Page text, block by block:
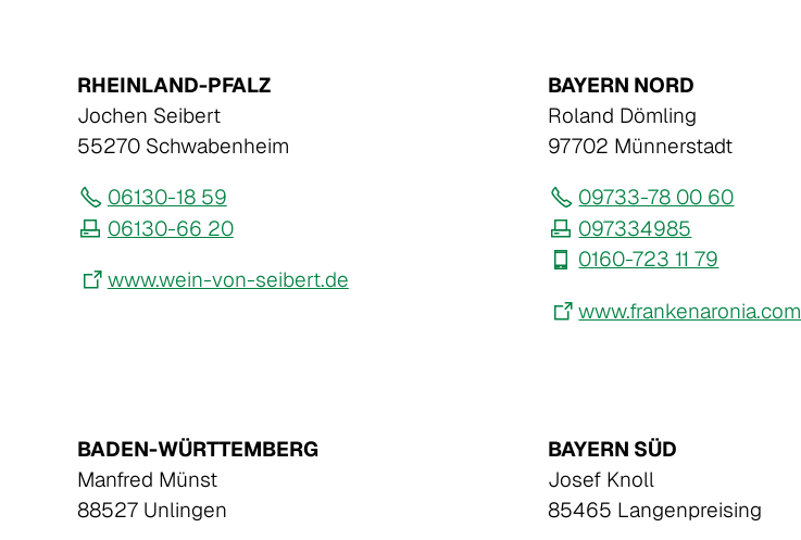
RHEINLAND-PFALZ
Jochen Seibert
55270 Schwabenheim
06130-18 59
06130-66 20
www.wein-von-seibert.de
BAYERN NORD
Roland Dömling
97702 Münnerstadt
09733-78 00 60
097334985
0160-723 11 79
www.frankenaronia.com
BADEN-WÜRTTEMBERG
Manfred Münst
88527 Unlingen
BAYERN SÜD
Josef Knoll
85465 Langenpreising